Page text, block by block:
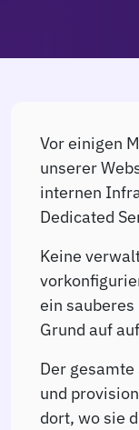
Vor einigen
unserer
internen
Dedicated
Keine
ein
Grund auf
Der
und
dort, wo sie